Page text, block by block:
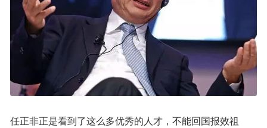
任正非正是看到了这么多优秀的人才，不能回国报效祖